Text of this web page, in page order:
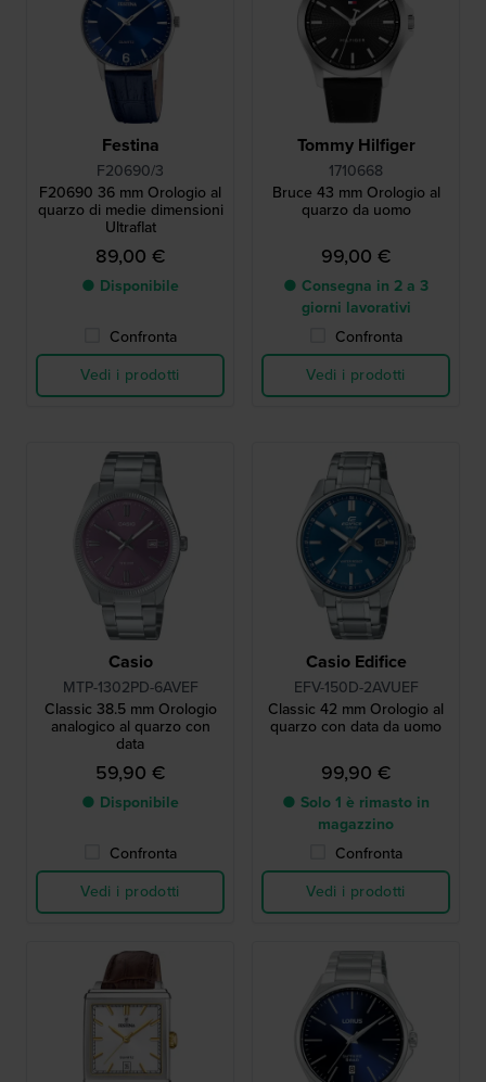
Festina
F20690/3
F20690 36 mm Orologio al
quarzo di medie dimensioni
Ultraflat
89,00 €
● Disponibile
Confronta
Vedi i prodotti
Tommy Hilfiger
1710668
Bruce 43 mm Orologio al
quarzo da uomo
99,00 €
● Consegna in 2 a 3
giorni lavorativi
Confronta
Vedi i prodotti
Casio
MTP-1302PD-6AVEF
Classic 38.5 mm Orologio
analogico al quarzo con
data
59,90 €
● Disponibile
Confronta
Vedi i prodotti
Casio Edifice
EFV-150D-2AVUEF
Classic 42 mm Orologio al
quarzo con data da uomo
99,90 €
● Solo 1 è rimasto in
magazzino
Confronta
Vedi i prodotti